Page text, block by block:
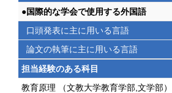
●国際的な学会で使用する外国語
口頭発表に主に用いる言語
論文の執筆に主に用いる言語
担当経験のある科目
教育原理 （文教大学教育学部,文学部）